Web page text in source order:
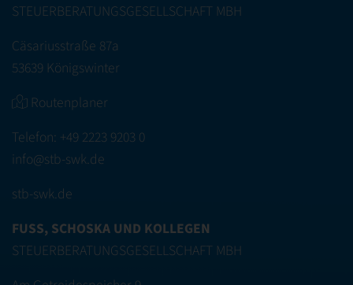
STEUERBERATUNGSGESELLSCHAFT MBH
Cäsariusstraße 87a
53639 Königswinter
Routenplaner
Telefon: +49 2223 9203 0
info@stb-swk.de
stb-swk.de
FUSS, SCHOSKA UND KOLLEGEN
STEUERBERATUNGSGESELLSCHAFT MBH